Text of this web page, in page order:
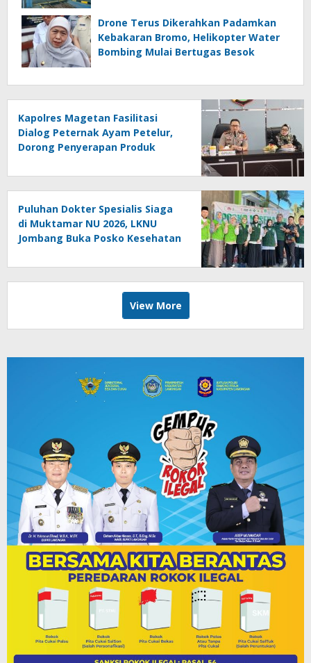
Drone Terus Dikerahkan Padamkan
Kebakaran Bromo, Helikopter Water
Bombing Mulai Bertugas Besok
Kapolres Magetan Fasilitasi
Dialog Peternak Ayam Petelur,
Dorong Penyerapan Produk
Puluhan Dokter Spesialis Siaga
di Muktamar NU 2026, LKNU
Jombang Buka Posko Kesehatan
View More